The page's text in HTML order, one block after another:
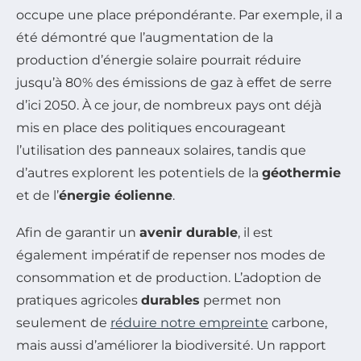
occupe une place prépondérante. Par exemple, il a
été démontré que l’augmentation de la
production d’énergie solaire pourrait réduire
jusqu’à 80% des émissions de gaz à effet de serre
d’ici 2050. À ce jour, de nombreux pays ont déjà
mis en place des politiques encourageant
l’utilisation des panneaux solaires, tandis que
d’autres explorent les potentiels de la géothermie
et de l’énergie éolienne.
Afin de garantir un avenir durable, il est
également impératif de repenser nos modes de
consommation et de production. L’adoption de
pratiques agricoles durables permet non
seulement de réduire notre empreinte carbone,
mais aussi d’améliorer la biodiversité. Un rapport